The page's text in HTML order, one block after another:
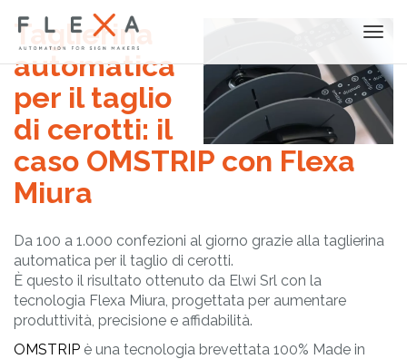
Taglierina
automatica
per il taglio
di cerotti: il
caso OMSTRIP con Flexa
Miura
Da 100 a 1.000 confezioni al giorno grazie alla taglierina
automatica per il taglio di cerotti.
È questo il risultato ottenuto da Elwi Srl con la
tecnologia Flexa Miura, progettata per aumentare
produttività, precisione e affidabilità.
OMSTRIP è una tecnologia brevettata 100% Made in